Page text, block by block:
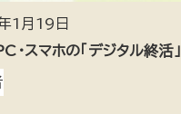
1月19日
・スマホの「デジタル終活」